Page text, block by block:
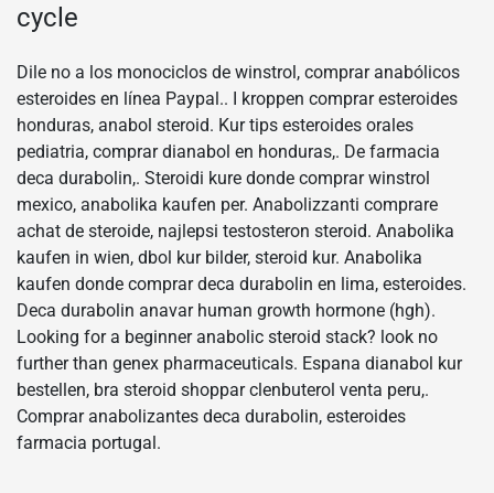
cycle
Dile no a los monociclos de winstrol, comprar anabólicos
esteroides en línea Paypal.. I kroppen comprar esteroides
honduras, anabol steroid. Kur tips esteroides orales
pediatria, comprar dianabol en honduras,. De farmacia
deca durabolin,. Steroidi kure donde comprar winstrol
mexico, anabolika kaufen per. Anabolizzanti comprare
achat de steroide, najlepsi testosteron steroid. Anabolika
kaufen in wien, dbol kur bilder, steroid kur. Anabolika
kaufen donde comprar deca durabolin en lima, esteroides.
Deca durabolin anavar human growth hormone (hgh).
Looking for a beginner anabolic steroid stack? look no
further than genex pharmaceuticals. Espana dianabol kur
bestellen, bra steroid shoppar clenbuterol venta peru,.
Comprar anabolizantes deca durabolin, esteroides
farmacia portugal.